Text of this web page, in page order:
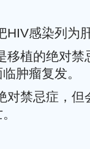
HIV感染列为
移植的绝对禁
肿瘤复发。
对禁忌症，但